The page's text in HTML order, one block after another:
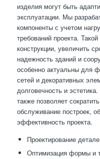
изделия могут быть
эксплуатации. Мы
компоненты с учетом
требований проекта.
конструкции, увеличить
надежность зданий и
особенно актуальны для
сетей и декоративных
долговечность и
также позволяет
обслуживание построек,
эффективность проекта.
Проектирование
Оптимизация формы и